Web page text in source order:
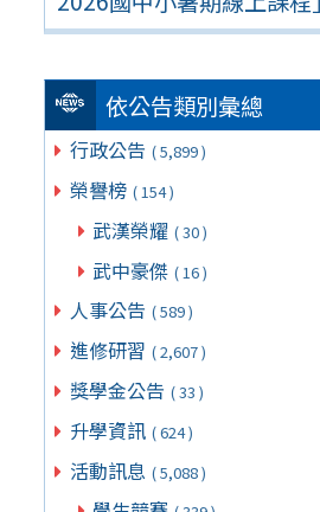
依公告類別彙總
行政公告 ( 5,899 )
榮譽榜 ( 154 )
武漢榮耀 ( 30 )
武中豪傑 ( 16 )
人事公告 ( 589 )
進修研習 ( 2,607 )
獎學金公告 ( 33 )
升學資訊 ( 624 )
活動訊息 ( 5,088 )